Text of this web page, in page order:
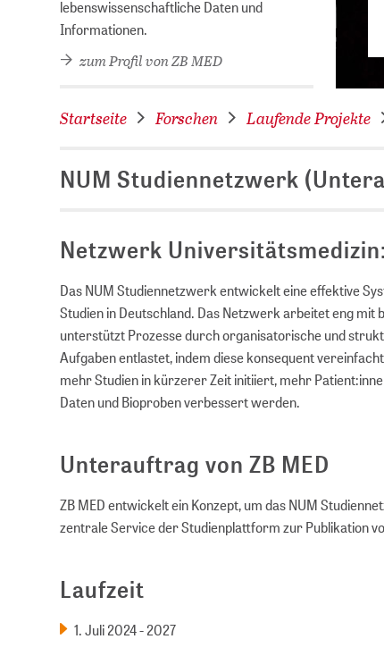
lebenswissenschaftliche Daten und
Informationen.
zum Profil von ZB MED
Startseite Forschen Laufende Projekte
NUM Studiennetzwerk
Netzwerk
Das NUM Studiennetzwerk entwickelt eine effektive
Studien in Deutschland. Das Netzwerk arbeitet eng
unterstützt Prozesse durch organisatorische und
Aufgaben entlastet, indem diese konsequent
mehr Studien in kürzerer Zeit initiiert, mehr
Daten und Bioproben verbessert werden.
Unterauftrag von ZB MED
ZB MED entwickelt ein Konzept, um das NUM
zentrale Service der Studienplattform zur Publikation
Laufzeit
1. Juli 2024 - 2027